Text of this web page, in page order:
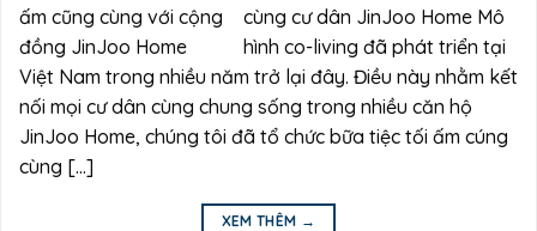
cùng cư dân JinJoo Home Mô
hình co-living đã phát triển tại
Việt Nam trong nhiều năm trở lại đây. Điều này nhằm kết
nối mọi cư dân cùng chung sống trong nhiều căn hộ
JinJoo Home, chúng tôi đã tổ chức bữa tiệc tối ấm cúng
cùng […]
XEM THÊM →